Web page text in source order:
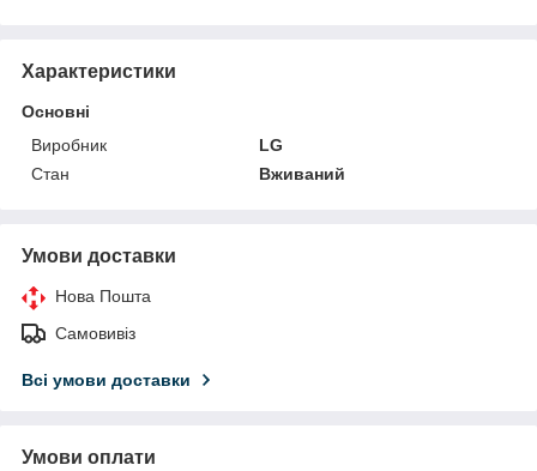
Характеристики
Основні
Виробник
LG
Стан
Вживаний
Умови доставки
Нова Пошта
Самовивіз
Всі умови доставки
Умови оплати